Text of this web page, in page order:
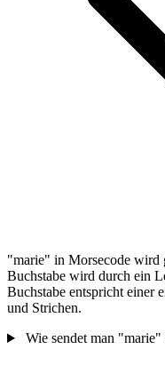
"marie" in Morsecode wird
Buchstabe wird durch ein
Buchstabe entspricht einer
und Strichen.
Wie sendet man